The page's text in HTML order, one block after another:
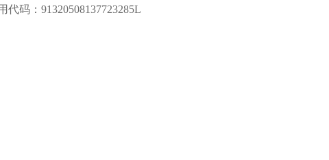
码：91320508137723285L